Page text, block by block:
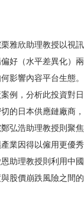
雅欣助理教授以視訊
好（水平差異化）兩
影響內容平台生態。
例，分析此投資對日
的日本供應鏈廠商，
弘浩助理教授則聚焦
業因得以僱用更優秀
助理教授則利用中國
股價崩跌風險之間的